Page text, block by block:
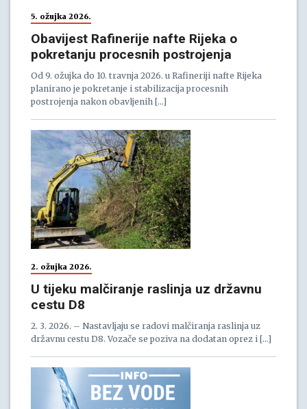
5. ožujka 2026.
Obavijest Rafinerije nafte Rijeka o
pokretanju procesnih postrojenja
Od 9. ožujka do 10. travnja 2026. u Rafineriji nafte Rijeka
planirano je pokretanje i stabilizacija procesnih
postrojenja nakon obavljenih […]
2. ožujka 2026.
U tijeku malčiranje raslinja uz državnu
cestu D8
2. 3. 2026. – Nastavljaju se radovi malčiranja raslinja uz
državnu cestu D8. Vozače se poziva na dodatan oprez i […]